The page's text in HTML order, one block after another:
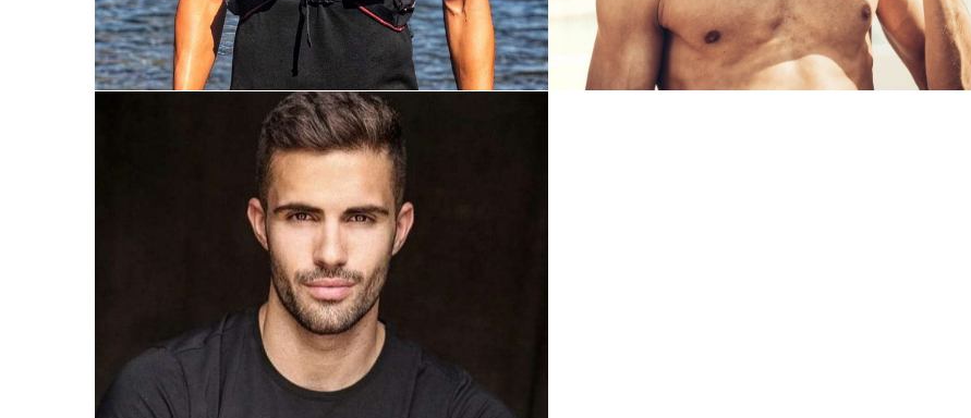
FERRAN
BARCELONA
SERGI
BARCELONA